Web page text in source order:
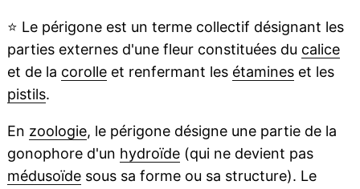
⭐ Le périgone est un terme collectif désignant les
parties externes d'une fleur constituées du calice
et de la corolleet renfermant les étamineset les
pistils.
En zoologie, le périgone désigne une partie de la
gonophore d'un hydroïde(qui ne devient pas
médusoïdesous sa forme ou sa structure). Le